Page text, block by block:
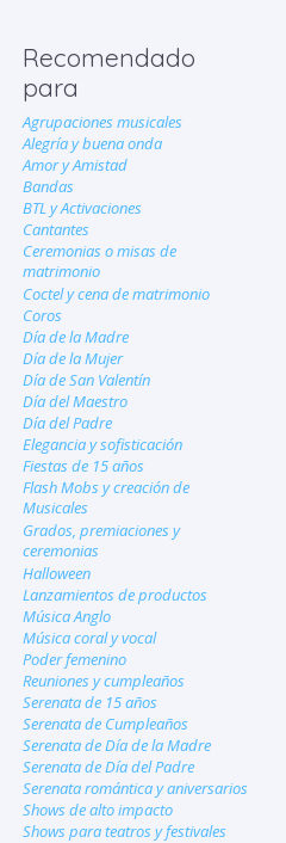
Recomendado
para
Agrupaciones musicales
Alegría y buena onda
Amor y Amistad
Bandas
BTL y Activaciones
Cantantes
Ceremonias o misas de
matrimonio
Coctel y cena de matrimonio
Coros
Día de la Madre
Día de la Mujer
Día de San Valentín
Día del Maestro
Día del Padre
Elegancia y sofisticación
Fiestas de 15 años
Flash Mobs y creación de
Musicales
Grados, premiaciones y
ceremonias
Halloween
Lanzamientos de productos
Música Anglo
Música coral y vocal
Poder femenino
Reuniones y cumpleaños
Serenata de 15 años
Serenata de Cumpleaños
Serenata de Día de la Madre
Serenata de Día del Padre
Serenata romántica y aniversarios
Shows de alto impacto
Shows para teatros y festivales